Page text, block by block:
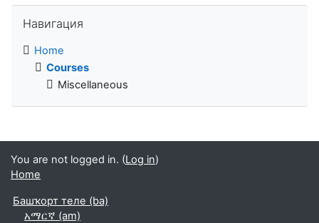
Навигация
Home
Courses
Miscellaneous
You are not logged in. (Log in)
Home
Башҡорт теле ‎(ba)‎
አማርኛ ‎(am)‎